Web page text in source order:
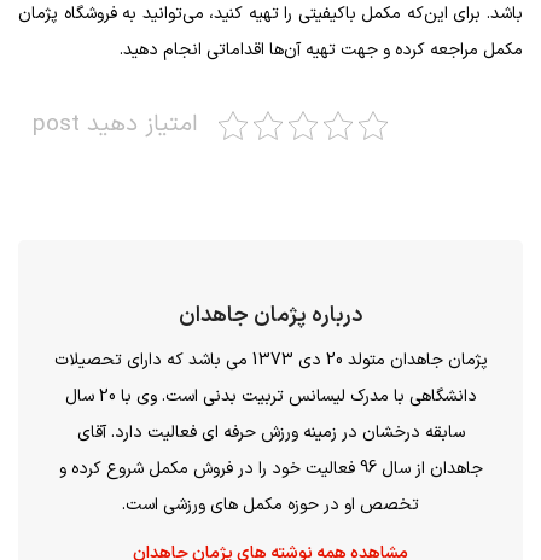
باشد. برای این‌که مکمل باکیفیتی را تهیه کنید، می‌توانید به فروشگاه پژمان
مکمل مراجعه کرده و جهت تهیه آن‌ها اقداماتی انجام دهید.
امتیاز دهید post
درباره پژمان جاهدان
پژمان جاهدان متولد 20 دی 1373 می باشد که دارای تحصیلات
دانشگاهی با مدرک لیسانس تربیت بدنی است. وی با 20 سال
سابقه درخشان در زمینه ورزش حرفه ای فعالیت دارد. آقای
جاهدان از سال 96 فعالیت خود را در فروش مکمل شروع کرده و
تخصص او در حوزه مکمل های ورزشی است.
مشاهده همه نوشته های پژمان جاهدان